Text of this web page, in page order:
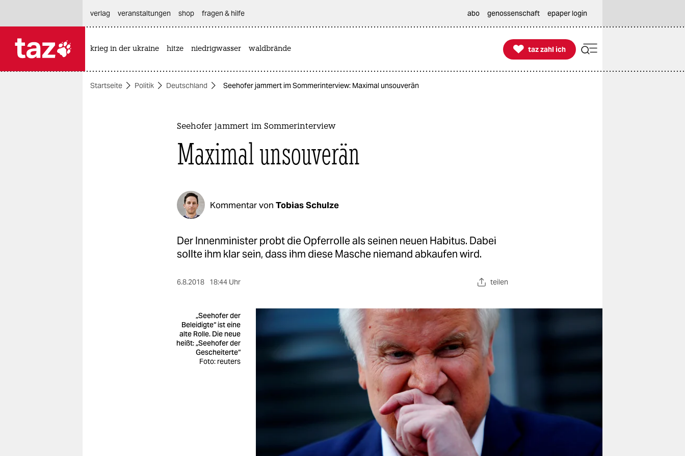
themen
verlag
veranstaltungen shop fragen & hilfe abo genossenschaft epaper login
krieg in der ukraine hitze niedrigwasser waldbrände 
taz zahl ich
taz zahl ich
Startseite Politik Deutschland Seehofer jammert im Sommerinterview: Maximal unsouverän
Seehofer jammert im Sommerinterview
Maximal unsouverän
Kommentar von Tobias Schulze
Der Innenminister probt die Opferrolle als seinen neuen Habitus. Dabei
sollte ihm klar sein, dass ihm diese Masche niemand abkaufen wird.
6.8.2018 18:44 Uhr teilen
„Seehofer der
Beleidigte“ ist eine
alte Rolle. Die neue
heißt: „Seehofer der
Gescheiterte“
Foto: reuters